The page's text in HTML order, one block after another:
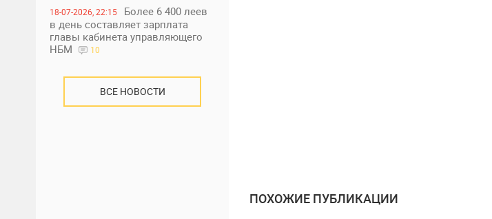
18-07-2026, 22:15
Более 6 400 леев
в день составляет зарплата
главы кабинета управляющего
НБМ
10
ВСЕ НОВОСТИ
ПОХОЖИЕ ПУБЛИКАЦИИ